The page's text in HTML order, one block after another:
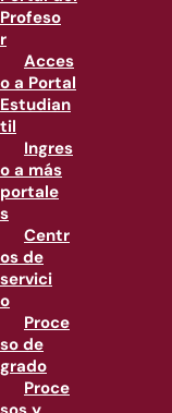
Profeso
r
Acces
o a Portal
Estudian
til
Ingres
o a más
portale
s
Centr
os de
servici
o
Proce
so de
grado
Proce